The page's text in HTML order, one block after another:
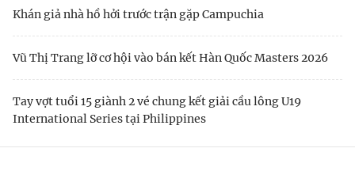
Khán giả nhà hồ hởi trước trận gặp Campuchia
Vũ Thị Trang lỡ cơ hội vào bán kết Hàn Quốc Masters 2026
Tay vợt tuổi 15 giành 2 vé chung kết giải cầu lông U19
International Series tại Philippines